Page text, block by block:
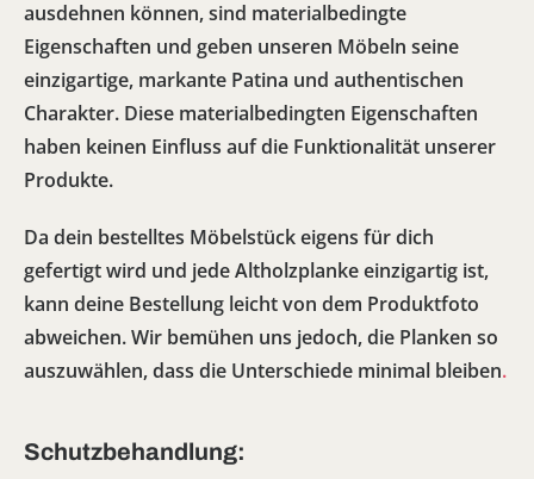
ausdehnen können, sind materialbedingte
Eigenschaften und geben unseren Möbeln seine
einzigartige, markante Patina und authentischen
Charakter. Diese materialbedingten Eigenschaften
haben keinen Einfluss auf die Funktionalität unserer
Produkte.
Da dein bestelltes Möbelstück eigens für dich
gefertigt wird und jede Altholzplanke einzigartig ist,
kann deine Bestellung leicht von dem Produktfoto
abweichen. Wir bemühen uns jedoch, die Planken so
auszuwählen, dass die Unterschiede minimal bleiben.
Schutzbehandlung: